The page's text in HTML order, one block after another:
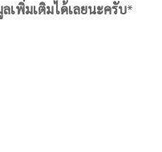
เพิ่มเติมได้เลยนะครับ*